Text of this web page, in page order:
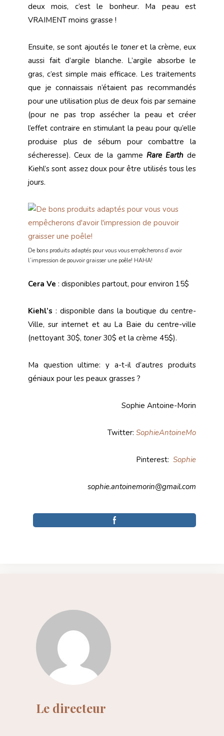
deux mois, c’est le bonheur. Ma peau est
VRAIMENT moins grasse !
Ensuite, se sont ajoutés le toneret la crème, eux
aussi fait d’argile blanche. L’argile absorbe le
gras, c’est simple mais efficace. Les traitements
que je connaissais n’étaient pas recommandés
pour une utilisation plus de deux fois par semaine
(pour ne pas trop assécher la peau et créer
l’effet contraire en stimulant la peau pour qu’elle
produise plus de sébum pour combattre la
sécheresse). Ceux de la gamme Rare Earth de
Kiehl’s sont assez doux pour être utilisés tous les
jours.
De bons produits adaptés pour vous vous empêcherons d’avoir
l’impression de pouvoir graisser une poêle! HAHA!
Cera Ve : disponibles partout, pour environ 15$
Kiehl’s : disponible dans la boutique du centre-
Ville, sur internet et au La Baie du centre-ville
(nettoyant 30$, toner30$ et la crème 45$).
Ma question ultime: y a-t-il d’autres produits
géniaux pour les peaux grasses ?
Sophie Antoine-Morin
Twitter: SophieAntoineMo
Pinterest: Sophie
sophie.antoinemorin@gmail.com
Le directeur